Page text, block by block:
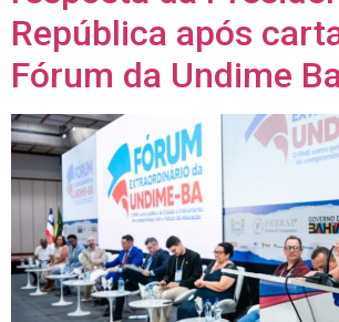
República após
Fórum da Undime